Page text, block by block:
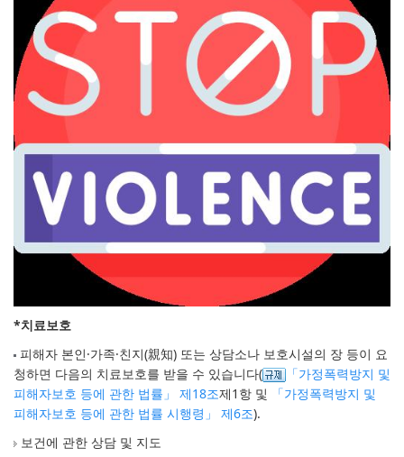
*치료보호
피해자 본인·가족·친지(親知) 또는 상담소나 보호시설의 장 등이 요
청하면 다음의 치료보호를 받을 수 있습니다(
「가정폭력방지 및
피해자보호 등에 관한 법률」 제18조제1항 및
「가정폭력방지 및
피해자보호 등에 관한 법률 시행령」 제6조).
보건에 관한 상담 및 지도